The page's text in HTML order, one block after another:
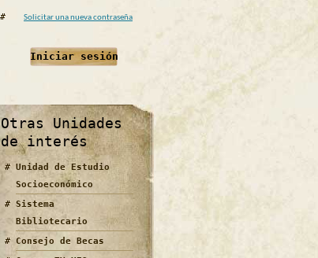
Solicitar una nueva contraseña
Otras Unidades
de interés
Unidad de Estudio
Socioeconómico
Sistema
Bibliotecario
Consejo de Becas